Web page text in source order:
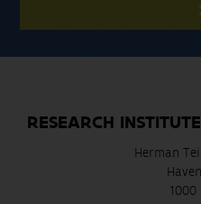
RESEARCH
Herman
1000